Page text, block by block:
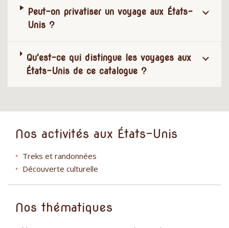
Peut-on privatiser un voyage aux États-
Unis ?
Qu'est-ce qui distingue les voyages aux
États-Unis de ce catalogue ?
Nos activités aux États-Unis
Treks et randonnées
Découverte culturelle
Nos thématiques